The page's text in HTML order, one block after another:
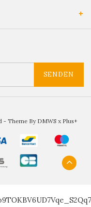
SENDEN
- Theme By DMWS x Plus+